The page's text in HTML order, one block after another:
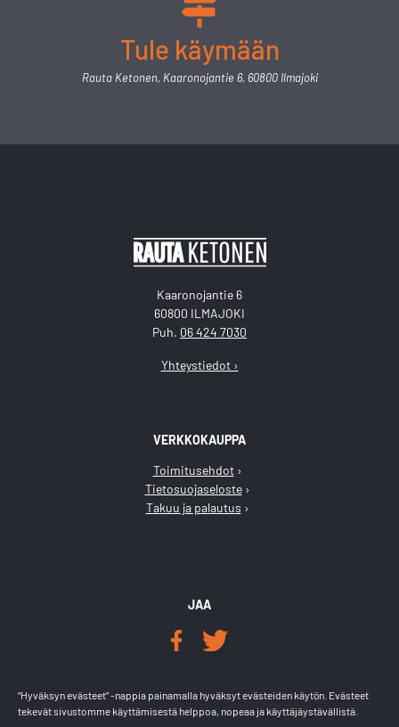
“Hyväksyn evästeet” -nappia painamalla hyväksyt evästeiden käytön. Evästeet
tekevät sivustomme käyttämisestä helppoa, nopeaa ja käyttäjäystävällistä.
Tule käymään
Rauta Ketonen, Kaaronojantie 6, 60800 Ilmajoki
Kaaronojantie 6
60800 ILMAJOKI
Puh. 06 424 7030
Yhteystiedot ›
VERKKOKAUPPA
Toimitusehdot
Tietosuojaseloste
Takuu ja palautus
JAA